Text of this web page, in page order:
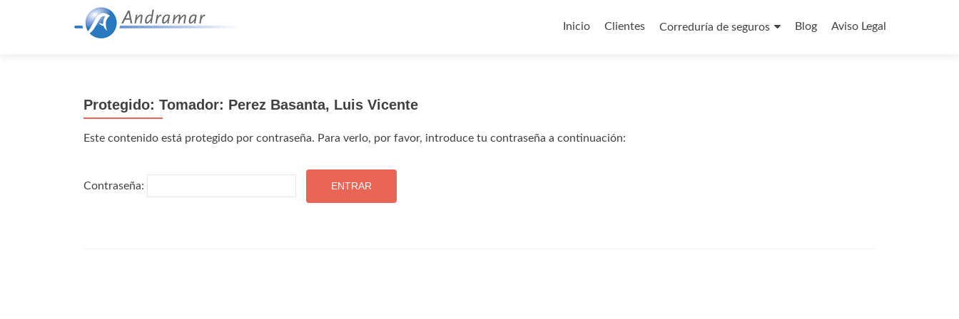
alInicio Clientes Correduría de seguros Blog Aviso Legal
Protegido: Tomador: Perez Basanta, Luis Vicente
Este contenido está protegido por contraseña. Para verlo, por favor, introduce tu contraseña a continuación:
Contraseña: